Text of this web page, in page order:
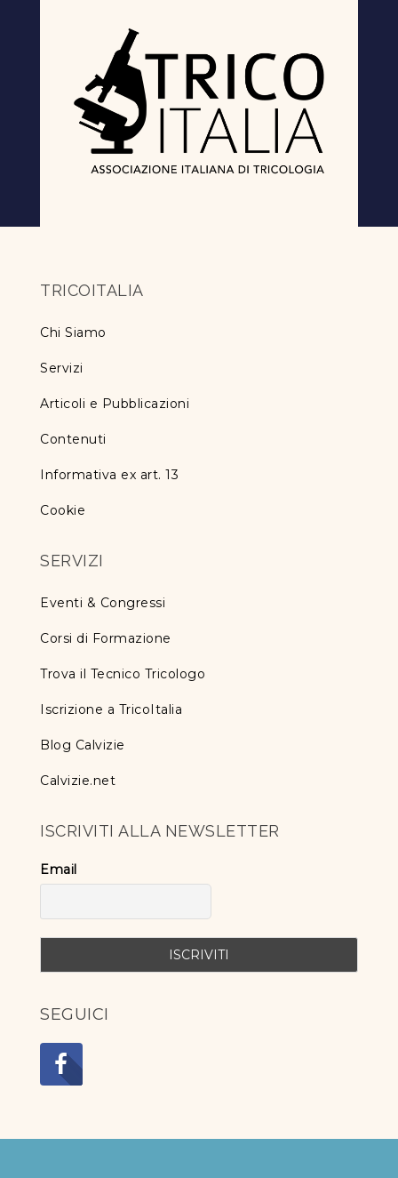
TRICOITALIA
Chi Siamo
Servizi
Articoli e Pubblicazioni
Contenuti
Informativa ex art. 13
Cookie
SERVIZI
Eventi & Congressi
Corsi di Formazione
Trova il Tecnico Tricologo
Iscrizione a TricoItalia
Blog Calvizie
Calvizie.net
ISCRIVITI ALLA NEWSLETTER
Email
SEGUICI